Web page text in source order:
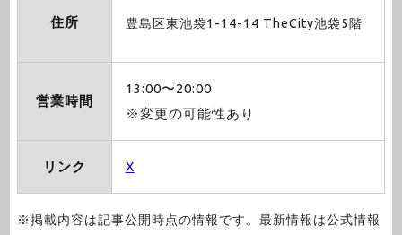
住所 豊島区東池袋1-14-14 TheCity池袋5階
営業時間
13:00〜20:00
※変更の可能性あり
リンク X
※掲載内容は記事公開時点の情報です。最新情報は公式情報